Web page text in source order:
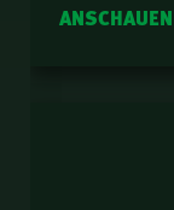
ANSCHAUEN